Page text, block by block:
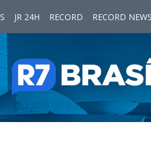
JR 24H RECORD RECORD NEWS